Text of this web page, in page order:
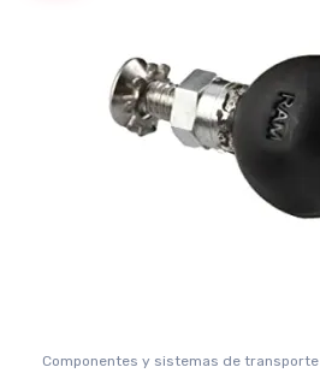
Componentes y sistemas de transporte